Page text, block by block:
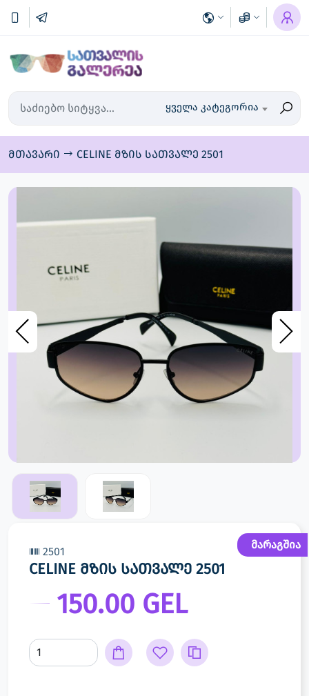
ყველა კატეგორია
მთავარი CELINE მზის სათვალე 2501
2501
მარაგშია
CELINE მზის სათვალე 2501
150.00 GEL